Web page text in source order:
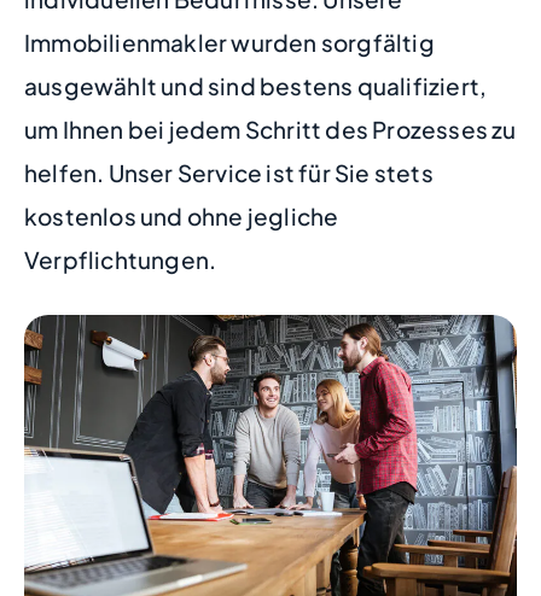
Immobilienmakler wurden sorgfältig
ausgewählt und sind bestens qualifiziert,
um Ihnen bei jedem Schritt des Prozesses zu
helfen. Unser Service ist für Sie stets
kostenlos und ohne jegliche
Verpflichtungen.